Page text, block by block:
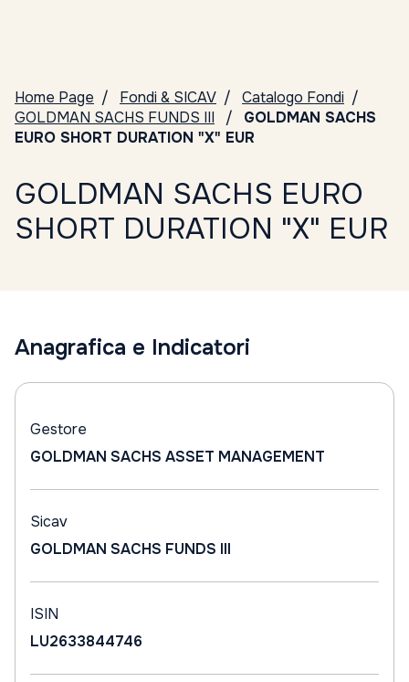
Home Page Fondi & SICAV
Catalogo Fondi
GOLDMAN SACHS FUNDS III
GOLDMAN SACHS
EURO SHORT DURATION "X" EUR
GOLDMAN SACHS EURO
SHORT DURATION "X" EUR
Anagrafica e Indicatori
Gestore
GOLDMAN SACHS ASSET MANAGEMENT
Sicav
GOLDMAN SACHS FUNDS III
ISIN
LU2633844746